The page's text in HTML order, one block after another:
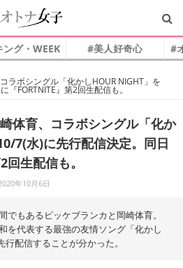
ング・WEEK #美人好奇心 #
ラボシングル「化かしHOUR NIGHT」を
FORTNITE』第2回生配信も。
体育、コラボシングル「化か
7(水)に先行配信決定。同日
生配信も。
年10月6日
でもあるビッケブランカと岡崎体育。
を代表する最強の友情ソング「化かし
配信することが分かった。